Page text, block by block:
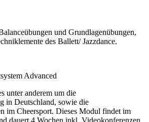
und Grundlagenübungen,
des Ballett/ Jazzdance.
Advanced
unter anderem um die
in Deutschland, sowie die
im Cheersport. Dieses Modul findet im
dauert 4 Wochen inkl. Videokonferenzen.